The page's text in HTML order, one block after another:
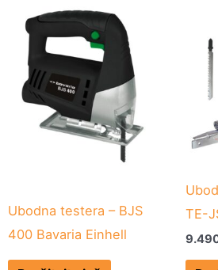
Ubodna testera – BJS
400 Bavaria Einhell
TE-